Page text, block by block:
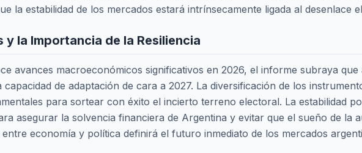
la estabilidad de los mercados estará intrínsecamente ligada al desenlace
y la Importancia de la Resiliencia
avances macroeconómicos significativos en 2026, el informe subraya
de adaptación de cara a 2027. La diversificación de los
para sortear con éxito el incierto terreno electoral. La estabilidad
asegurar la solvencia financiera de Argentina y evitar que el sueño de la
economía y política definirá el futuro inmediato de los mercados